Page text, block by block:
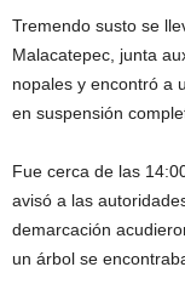
Tremendo susto se
Malacatepec, junta
nopales y encontró a
en suspensión
Fue cerca de las
avisó a las
demarcación
un árbol se